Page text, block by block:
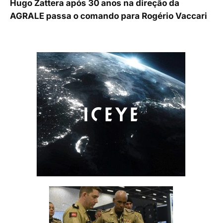
Hugo Zattera após 30 anos na direção da
AGRALE passa o comando para Rogério Vaccari